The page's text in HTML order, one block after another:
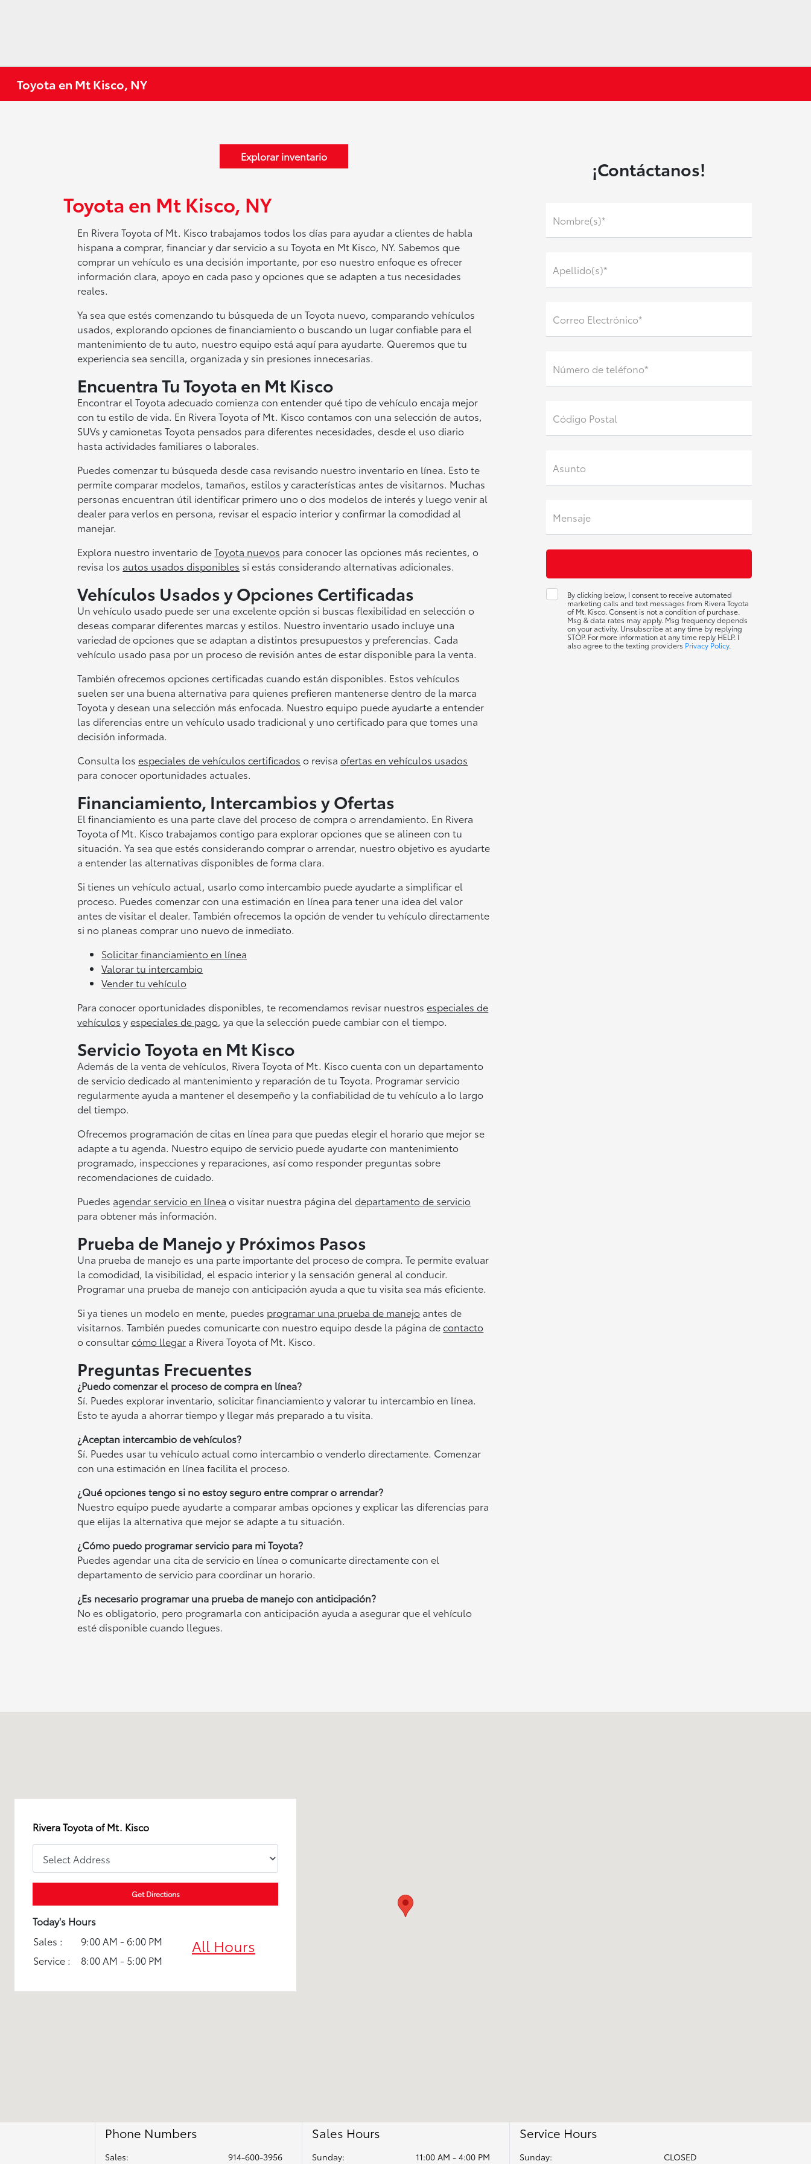
Toyota en Mt Kisco, NY
Explorar inventario
Toyota en Mt Kisco, NY
En Rivera Toyota of Mt. Kisco trabajamos todos los días para ayudar a clientes de habla
hispana a comprar, financiar y dar servicio a su Toyota en Mt Kisco, NY. Sabemos que
comprar un vehículo es una decisión importante, por eso nuestro enfoque es ofrecer
información clara, apoyo en cada paso y opciones que se adapten a tus necesidades
reales.
Ya sea que estés comenzando tu búsqueda de un Toyota nuevo, comparando vehículos
usados, explorando opciones de financiamiento o buscando un lugar confiable para el
mantenimiento de tu auto, nuestro equipo está aquí para ayudarte. Queremos que tu
experiencia sea sencilla, organizada y sin presiones innecesarias.
Encuentra Tu Toyota en Mt Kisco
Encontrar el Toyota adecuado comienza con entender qué tipo de vehículo encaja mejor
con tu estilo de vida. En Rivera Toyota of Mt. Kisco contamos con una selección de autos,
SUVs y camionetas Toyota pensados para diferentes necesidades, desde el uso diario
hasta actividades familiares o laborales.
Puedes comenzar tu búsqueda desde casa revisando nuestro inventario en línea. Esto te
permite comparar modelos, tamaños, estilos y características antes de visitarnos. Muchas
personas encuentran útil identificar primero uno o dos modelos de interés y luego venir al
dealer para verlos en persona, revisar el espacio interior y confirmar la comodidad al
manejar.
Explora nuestro inventario deToyota nuevos para conocer las opciones más recientes, o
revisa los autos usados disponibles si estás considerando alternativas adicionales.
Vehículos Usados y Opciones Certificadas
Un vehículo usado puede ser una excelente opción si buscas flexibilidad en selección o
deseas comparar diferentes marcas y estilos. Nuestro inventario usado incluye una
variedad de opciones que se adaptan a distintos presupuestos y preferencias. Cada
vehículo usado pasa por un proceso de revisión antes de estar disponible para la venta.
También ofrecemos opciones certificadas cuando están disponibles. Estos vehículos
suelen ser una buena alternativa para quienes prefieren mantenerse dentro de la marca
Toyota y desean una selección más enfocada. Nuestro equipo puede ayudarte a entender
las diferencias entre un vehículo usado tradicional y uno certificado para que tomes una
decisión informada.
Consulta losespeciales de vehículos certificados o revisaofertas en vehículos usados
para conocer oportunidades actuales.
Financiamiento, Intercambios y Ofertas
El financiamiento es una parte clave del proceso de compra o arrendamiento. En Rivera
Toyota of Mt. Kisco trabajamos contigo para explorar opciones que se alineen con tu
situación. Ya sea que estés considerando comprar o arrendar, nuestro objetivo es ayudarte
a entender las alternativas disponibles de forma clara.
Si tienes un vehículo actual, usarlo como intercambio puede ayudarte a simplificar el
proceso. Puedes comenzar con una estimación en línea para tener una idea del valor
antes de visitar el dealer. También ofrecemos la opción de vender tu vehículo directamente
si no planeas comprar uno nuevo de inmediato.
Solicitar financiamiento en línea
Valorar tu intercambio
Vender tu vehículo
Para conocer oportunidades disponibles, te recomendamos revisar nuestrosespeciales de
vehículos yespeciales de pago, ya que la selección puede cambiar con el tiempo.
Servicio Toyota en Mt Kisco
Además de la venta de vehículos, Rivera Toyota of Mt. Kisco cuenta con un departamento
de servicio dedicado al mantenimiento y reparación de tu Toyota. Programar servicio
regularmente ayuda a mantener el desempeño y la confiabilidad de tu vehículo a lo largo
del tiempo.
Ofrecemos programación de citas en línea para que puedas elegir el horario que mejor se
adapte a tu agenda. Nuestro equipo de servicio puede ayudarte con mantenimiento
programado, inspecciones y reparaciones, así como responder preguntas sobre
recomendaciones de cuidado.
Puedes agendar servicio en línea o visitar nuestra página deldepartamento de servicio
para obtener más información.
Prueba de Manejo y Próximos Pasos
Una prueba de manejo es una parte importante del proceso de compra. Te permite evaluar
la comodidad, la visibilidad, el espacio interior y la sensación general al conducir.
Programar una prueba de manejo con anticipación ayuda a que tu visita sea más eficiente.
Si ya tienes un modelo en mente, puedes programar una prueba de manejo antes de
visitarnos. También puedes comunicarte con nuestro equipo desde la página decontacto
o consultarcómo llegar a Rivera Toyota of Mt. Kisco.
Preguntas Frecuentes
¿Puedo comenzar el proceso de compra en línea?
Sí. Puedes explorar inventario, solicitar financiamiento y valorar tu intercambio en línea.
Esto te ayuda a ahorrar tiempo y llegar más preparado a tu visita.
¿Aceptan intercambio de vehículos?
Sí. Puedes usar tu vehículo actual como intercambio o venderlo directamente. Comenzar
con una estimación en línea facilita el proceso.
¿Qué opciones tengo si no estoy seguro entre comprar o arrendar?
Nuestro equipo puede ayudarte a comparar ambas opciones y explicar las diferencias para
que elijas la alternativa que mejor se adapte a tu situación.
¿Cómo puedo programar servicio para mi Toyota?
Puedes agendar una cita de servicio en línea o comunicarte directamente con el
departamento de servicio para coordinar un horario.
¿Es necesario programar una prueba de manejo con anticipación?
No es obligatorio, pero programarla con anticipación ayuda a asegurar que el vehículo
esté disponible cuando llegues.
¡Contáctanos!
Nombre(s)*
Apellido(s)*
Correo Electrónico*
Número de teléfono*
Código Postal
Asunto
Mensaje
By clicking below, I consent to receive automated
marketing calls and text messages from Rivera Toyota
of Mt. Kisco. Consent is not a condition of purchase.
Msg & data rates may apply. Msg frequency depends
on your activity. Unsubscribe at any time by replying
STOP. For more information at any time reply HELP. I
also agree to the texting providers Privacy Policy.
Rivera Toyota of Mt. Kisco
Get Directions
Today's Hours
Sales :
9:00 AM - 6:00 PM
Service :
8:00 AM - 5:00 PM
All Hours
Phone Numbers
Sales: 914-600-3956
Sales Hours
Sunday: 11:00 AM - 4:00 PM
Service Hours
Sunday: CLOSED